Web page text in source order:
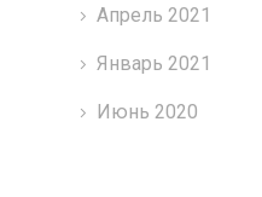
Апрель 2021
Январь 2021
Июнь 2020